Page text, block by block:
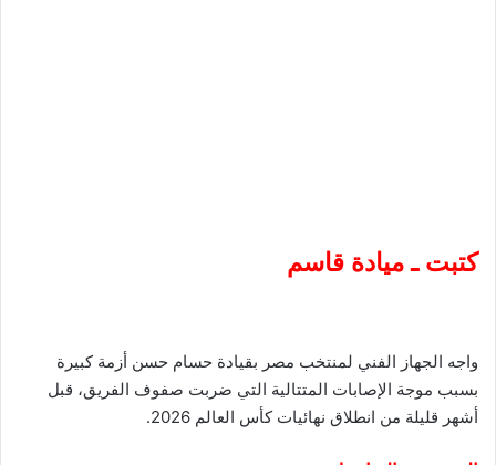
كتبت ـ ميادة قاسم
واجه الجهاز الفني لمنتخب مصر بقيادة حسام حسن أزمة كبيرة
بسبب موجة الإصابات المتتالية التي ضربت صفوف الفريق، قبل
أشهر قليلة من انطلاق نهائيات كأس العالم 2026.